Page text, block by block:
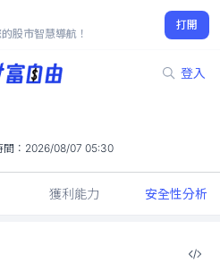
股市智慧導航！
打開
登入
-0.74%
： 2026/08/07 05:30
獲利能力 安全性分析